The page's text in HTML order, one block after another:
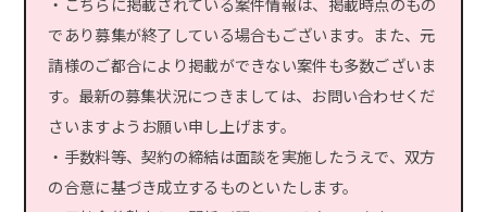
であり募集が終了している場合もございます。また、元
請様のご都合により掲載ができない案件も多数ございま
す。最新の募集状況につきましては、お問い合わせくだ
さいますようお願い申し上げます。
・手数料等、契約の締結は面談を実施したうえで、双方
の合意に基づき成立するものといたします。